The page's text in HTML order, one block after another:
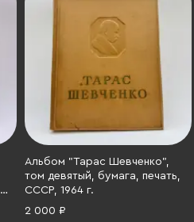
Альбом "Тарас Шевченко",
том девятый, бумага, печать,
СССР, 1964 г.
2 000 ₽